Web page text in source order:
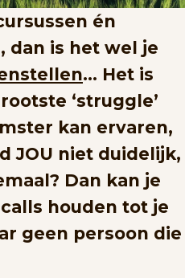
én
dan is het wel je
… Het is
‘struggle’
kan ervaren,
JOU niet duidelijk,
Dan kan je
houden tot je
geen persoon die